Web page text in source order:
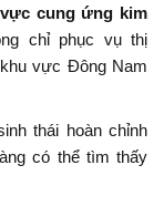
cung ứng kim
chỉ phục vụ thị
vực Đông Nam
thái hoàn chỉnh
có thể tìm thấy